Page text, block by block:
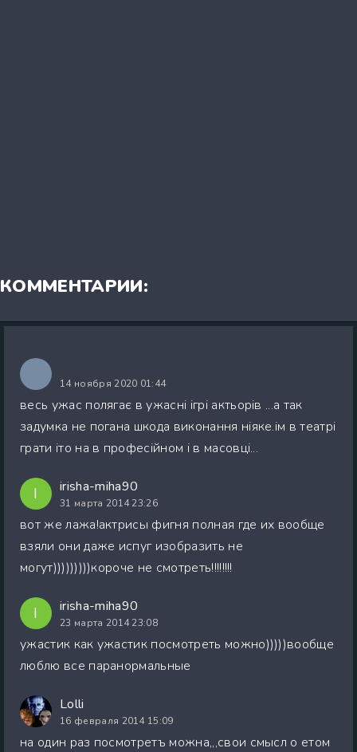
КОММЕНТАРИИ:
14 ноября 2020 01:44
весь ужас полягає в ужасні ігрі актьорів ...а так
задумка не погана шкода виконання ніяке.ім в театрі
грати іто на в професійном і в масовці...
I irisha-miha90
31 марта 2014 23:26
вот же лажа!актрисы фигня полная где их вообще
взяли они даже испуг изобразить не
могут)))))))))короче не смотреть!!!!!!!!
I irisha-miha90
23 марта 2014 23:08
ужастик как ужастик посмотреть можно)))))вообще
люблю все паранормальные
Lolli
16 февраля 2014 15:09
на один раз посмотретъ можна,,,свои смысл о етом